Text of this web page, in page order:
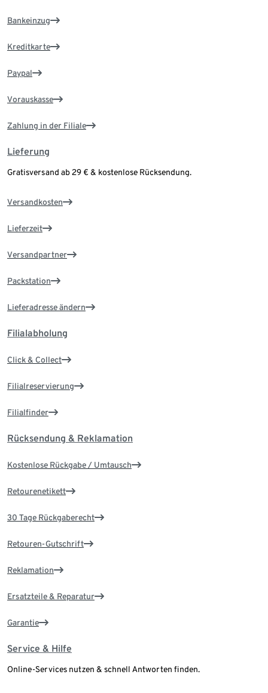
Bankeinzug
Kreditkarte
Paypal
Vorauskasse
Zahlung in der Filiale
Lieferung
Gratisversand ab 29 € & kostenlose Rücksendung.
Versandkosten
Lieferzeit
Versandpartner
Packstation
Lieferadresse ändern
Filialabholung
Click & Collect
Filialreservierung
Filialfinder
Rücksendung & Reklamation
Kostenlose Rückgabe / Umtausch
Retourenetikett
30 Tage Rückgaberecht
Retouren-Gutschrift
Reklamation
Ersatzteile & Reparatur
Garantie
Service & Hilfe
Online-Services nutzen & schnell Antworten finden.